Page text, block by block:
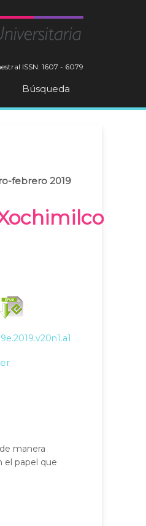
ISSN: 1607 - 6079
Búsqueda
febrero 2019
manera
el papel que